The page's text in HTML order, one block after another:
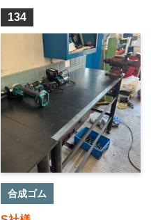
134
合成ゴム